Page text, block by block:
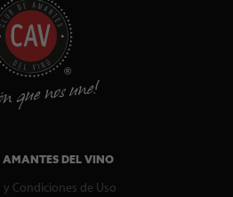
AMANTES DEL VINO
y Condiciones de Uso